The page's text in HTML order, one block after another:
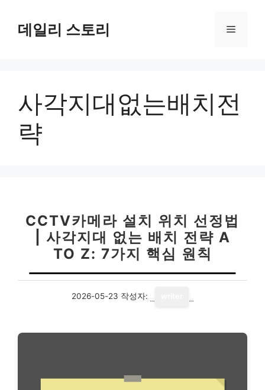
데일리 스토리 메
사각지대없는배치전
략
CCTV카메라 설치 위치 선정법
| 사각지대 없는 배치 전략 A
TO Z: 7가지 핵심 원칙
2026-05-23 작성자: